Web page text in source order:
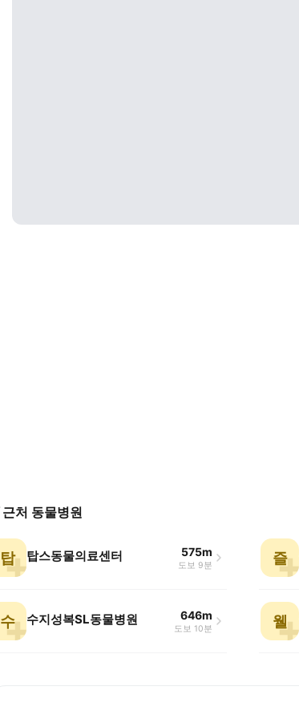
근처 동물병원
탑 탑스동물의료센터 575m
도보 9분 즐
수 수지성복SL동물병원 646m
도보 10분 웰